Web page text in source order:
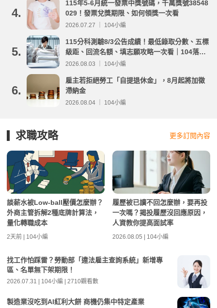
4.
115年5-6月統一發票中獎號碼，千萬獎號38548
029！發票兌獎期限、如何領獎一次看
2026.07.27 ｜ 104小編
5.
115分科測驗8/3公告成績！最低錄取分數、五標
級距、回流名額、填志願攻略一次看｜104落點
分析
2026.08.03 ｜ 104小編
6.
雇主若拒絕勞工「自提退休金」，8月起將加徵
滯納金
2026.08.04 ｜ 104小編
求職攻略 更多訂閱內容
談薪水被Low-ball壓價怎麼辦？
外商主管拆解2種底牌計算法，
量化轉職成本
2天前 | 104小編
履歷被已讀不回怎麼辦，要再投
一次嗎？揭投履歷沒回應原因，
人資教你提高面試率
2026.08.05 | 104小編
找工作怕踩雷？勞動部「違法雇主查詢系統」新增專
區、名單無下架期限！
2026.07.31 | 104小編 | 2710觀看數
製造業沒吃到AI紅利大餅 商機仍集中特定產業